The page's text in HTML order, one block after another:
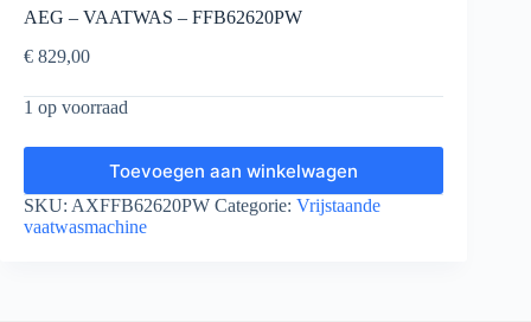
AEG – VAATWAS – FFB62620PW
€ 829,00
1 op voorraad
Toevoegen aan winkelwagen
SKU: AXFFB62620PW Categorie: Vrijstaande
vaatwasmachine